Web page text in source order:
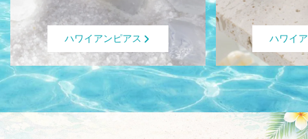
ハワイアンピアス ハワイ